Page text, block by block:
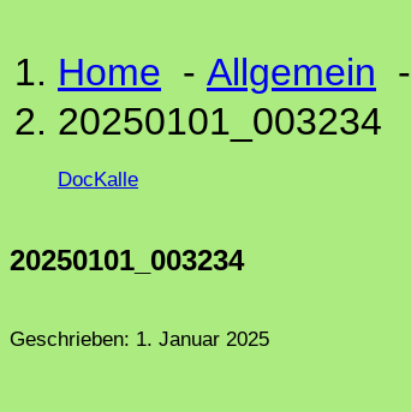
Home - Allgemein -
20250101_003234
DocKalle
20250101_003234
Geschrieben: 1. Januar 2025